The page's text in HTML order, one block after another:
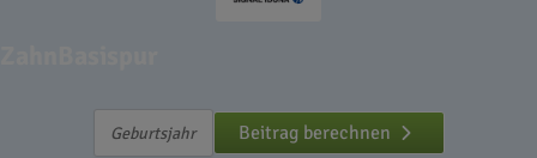
Beitrag berechnen